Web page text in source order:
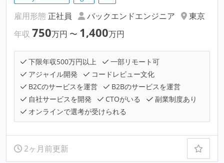
雇用形態 正社員 バックエンドエンジニア
東京
年収 750万円 〜 1,400万円
下限年収500万円以上
一部リモート可
アジャイル開発
コードレビュー文化
B2Cのサービスを運営
B2Bのサービスを運営
自社サービスを開発
CTOがいる
副業制度あり
オンラインで選考が受けられる
2ヶ月前更新